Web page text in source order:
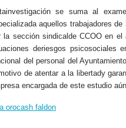
se suma al
aquellos trabajadores
la sección sindicalde CCOO en el
deriesgos psicosociales
del personal del
de atentar a la libertady
encargada de este estudio